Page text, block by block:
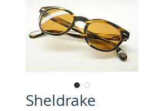
Sheldrake